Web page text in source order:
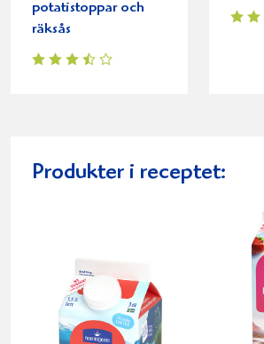
potatistoppar och
räksås
Produkter i receptet: